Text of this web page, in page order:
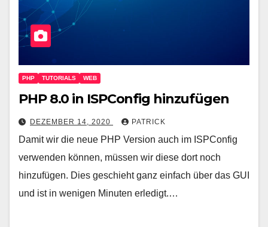
PHP TUTORIALS WEB
PHP 8.0 in ISPConfig hinzufügen
DEZEMBER 14, 2020 PATRICK
Damit wir die neue PHP Version auch im ISPConfig
verwenden können, müssen wir diese dort noch
hinzufügen. Dies geschieht ganz einfach über das GUI
und ist in wenigen Minuten erledigt.…